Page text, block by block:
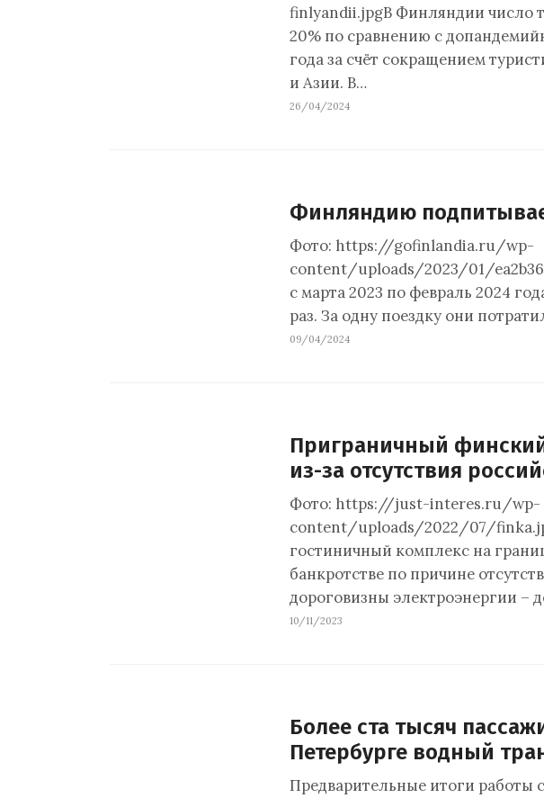
finlyandii.jpgВ Финляндии число
20% по сравнению с
года за счёт сокращением
и Азии. В…
26/04/2024
Финляндию
Фото: https://gofinlandia.ru/wp-
content/uploads/2023/01/
с марта 2023 по февраль 2024
раз. За одну поездку они
09/04/2024
Приграничный
из-за отсутствия
Фото: https://just-interes.ru/wp-
content/uploads/2022/07/
гостиничный комплекс на
банкротстве по причине
дороговизны электроэнергии –
10/11/2023
Более ста тысяч
Петербурге водный
Предварительные итоги работы